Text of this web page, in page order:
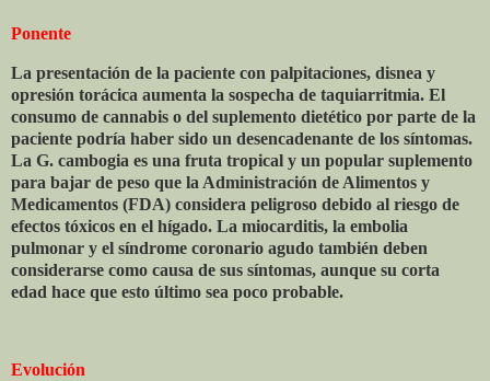
Ponente
La presentación de la paciente con palpitaciones, disnea y
opresión torácica aumenta la sospecha de taquiarritmia. El
consumo de cannabis o del suplemento dietético por parte de la
paciente podría haber sido un desencadenante de los síntomas.
La G. cambogia es una fruta tropical y un popular suplemento
para bajar de peso que la Administración de Alimentos y
Medicamentos (FDA) considera peligroso debido al riesgo de
efectos tóxicos en el hígado. La miocarditis, la embolia
pulmonar y el síndrome coronario agudo también deben
considerarse como causa de sus síntomas, aunque su corta
edad hace que esto último sea poco probable.
Evolución